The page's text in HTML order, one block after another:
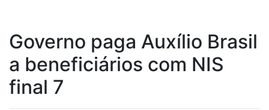
Governo paga Auxílio Brasil
a beneficiários com NIS
final 7